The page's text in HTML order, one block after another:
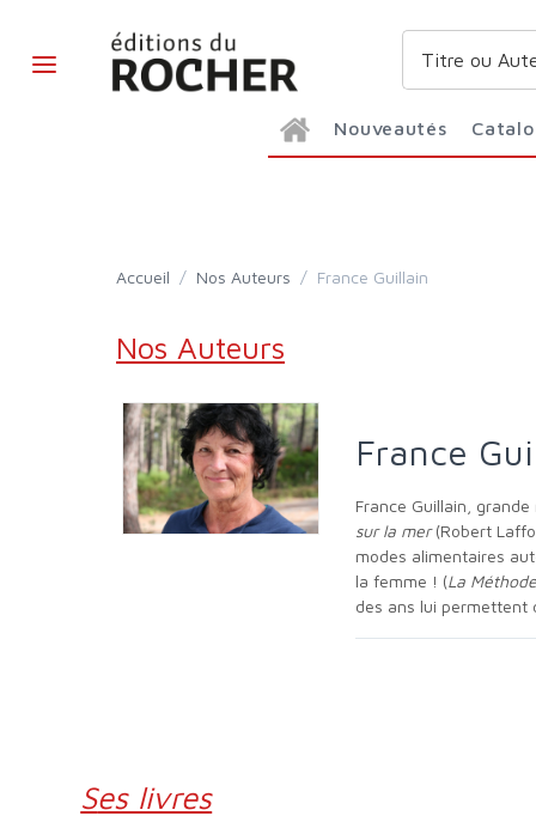
Nouveautés
Accueil / Nos Auteurs / France Guillain
Nos Auteurs
France
France Guillain,
sur la mer(Robert
modes alimentaires
la femme ! (La
des ans lui permettent
Ses livres